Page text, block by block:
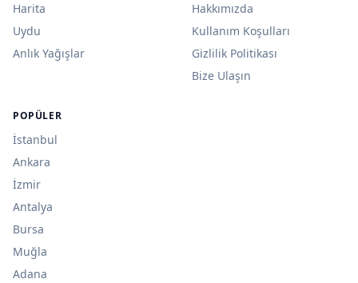
Harita
Uydu
Anlık Yağışlar
Hakkımızda
Kullanım Koşulları
Gizlilik Politikası
Bize Ulaşın
POPÜLER
İstanbul
Ankara
İzmir
Antalya
Bursa
Muğla
Adana